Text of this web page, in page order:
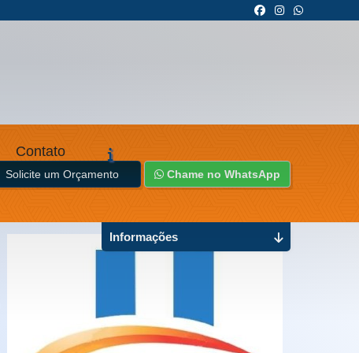
Contato
Solicite um Orçamento Chame no WhatsApp
Informações